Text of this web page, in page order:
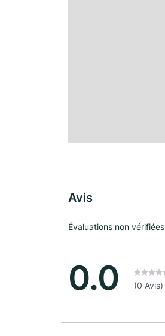
Avis
Évaluations non vérifiées
0.0 (0 Avis)